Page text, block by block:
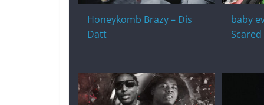
Honeykomb Brazy – Dis
Datt
baby